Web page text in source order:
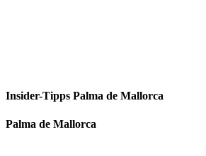
Insider-Tipps Palma de Mallorca
Palma de Mallorca